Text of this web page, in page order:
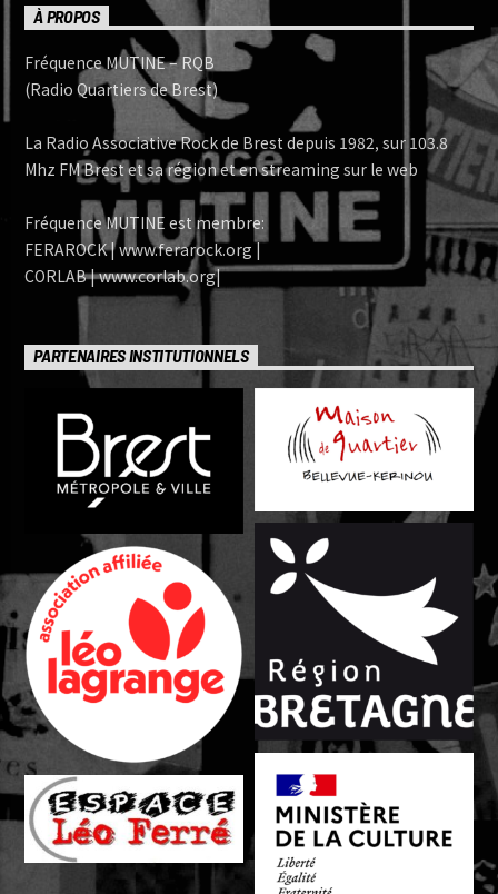
À PROPOS
Fréquence MUTINE – RQB
(Radio Quartiers de Brest)
La Radio Associative Rock de Brest depuis 1982, sur 103.8
Mhz FM Brest et sa région et en streaming sur le web
Fréquence MUTINE est membre:
FERAROCK | www.ferarock.org |
CORLAB | www.corlab.org|
PARTENAIRES INSTITUTIONNELS